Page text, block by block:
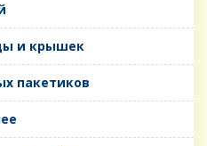
и крышек
пакетиков